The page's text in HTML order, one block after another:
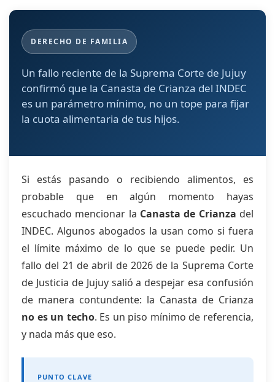
DERECHO DE FAMILIA
Un fallo reciente de la Suprema Corte de Jujuy
confirmó que la Canasta de Crianza del INDEC
es un parámetro mínimo, no un tope para fijar
la cuota alimentaria de tus hijos.
Si estás pasando o recibiendo alimentos, es
probable que en algún momento hayas
escuchado mencionar la Canasta de Crianza del
INDEC. Algunos abogados la usan como si fuera
el límite máximo de lo que se puede pedir. Un
fallo del 21 de abril de 2026 de la Suprema Corte
de Justicia de Jujuy salió a despejar esa confusión
de manera contundente: la Canasta de Crianza
no es un techo. Es un piso mínimo de referencia,
y nada más que eso.
PUNTO CLAVE